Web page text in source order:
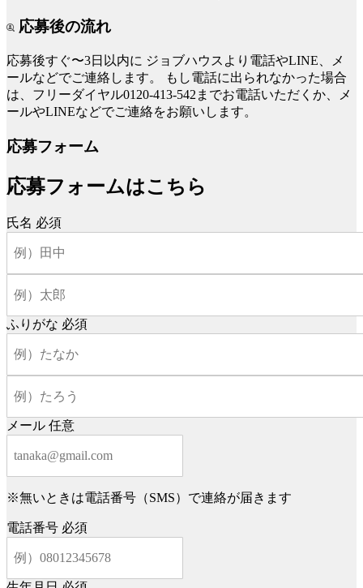
応募後の流れ
応募後すぐ〜3日以内に ジョブハウスより電話やLINE、メ
ールなどでご連絡します。
もし電話に出られなかった場合
は、フリーダイヤル0120-413-542までお電話いただくか、メ
ールやLINEなどでご連絡をお願いします。
応募フォーム
応募フォームはこちら
氏名 必須
ふりがな 必須
メール 任意
※無いときは電話番号（SMS）で連絡が届きます
電話番号 必須